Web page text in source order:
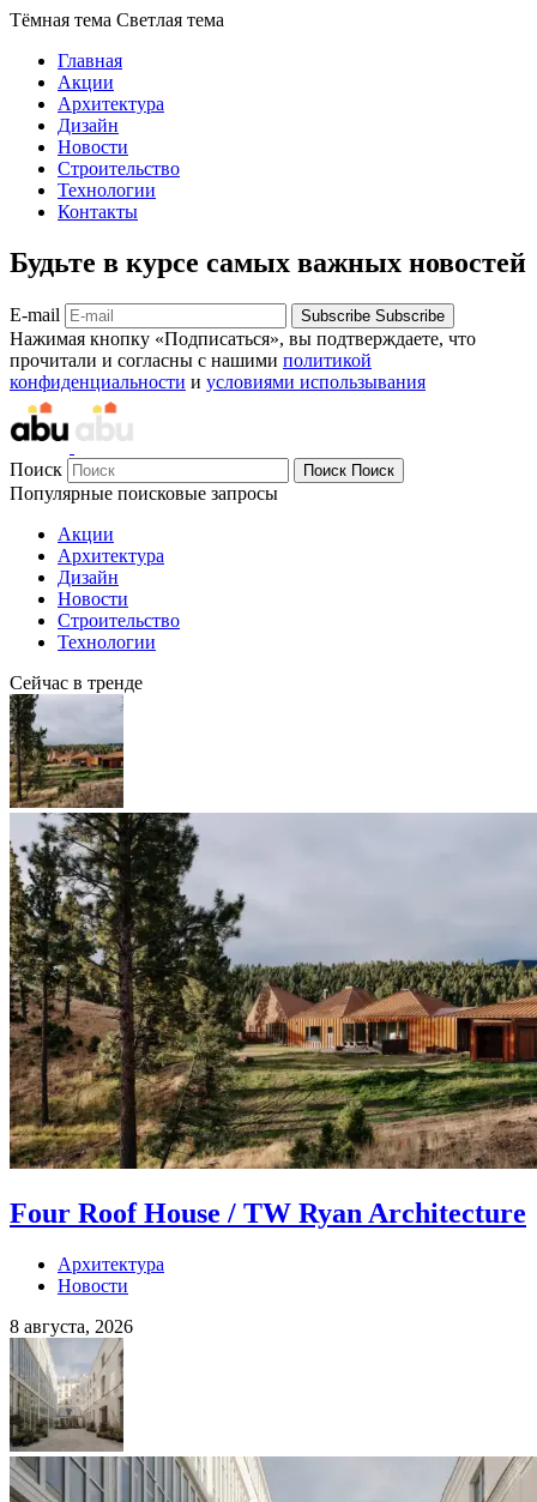
Тёмная тема Светлая тема
Главная
Акции
Архитектура
Дизайн
Новости
Строительство
Технологии
Контакты
Будьте в курсе самых важных новостей
E-mail Subscribe Subscribe
Нажимая кнопку «Подписаться», вы подтверждаете, что
прочитали и согласны с нашими политикой
конфиденциальности и условиями использывания
Поиск Поиск Поиск
Популярные поисковые запросы
Акции
Архитектура
Дизайн
Новости
Строительство
Технологии
Сейчас в тренде
Four Roof House / TW Ryan Architecture
Архитектура
Новости
8 августа, 2026